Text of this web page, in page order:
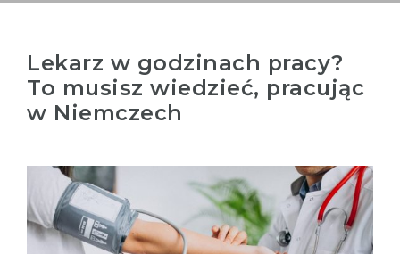
Lekarz w godzinach pracy?
To musisz wiedzieć, pracując
w Niemczech